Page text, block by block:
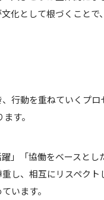
化として根づくことで
行動を重ねていくプロ
す。
」「協働をベースとし
し、相互にリスペクト
います。